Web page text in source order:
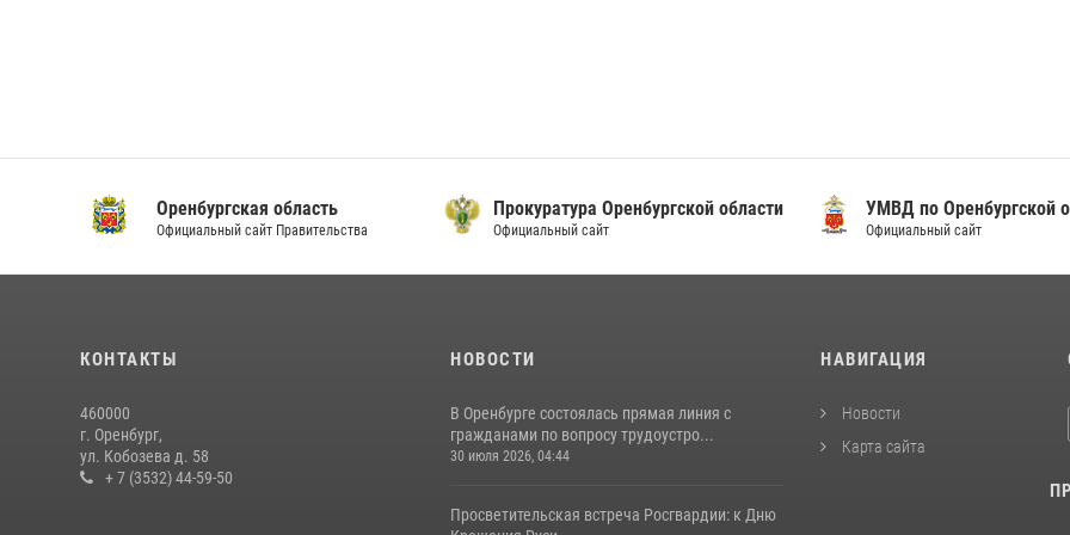
Оренбургская область
Официальный сайт Правительства
Прокуратура Оренбургской области
Официальный сайт
УМВД по Оренбургской
Официальный сайт
КОНТАКТЫ
460000
г. Оренбург,
ул. Кобозева д. 58
+ 7 (3532) 44-59-50
НОВОСТИ
В Оренбурге состоялась прямая линия с
гражданами по вопросу трудоустро...
30 июля 2026, 04:44
Просветительская встреча Росгвардии: к Дню
НАВИГАЦИЯ
Новости
Карта сайта